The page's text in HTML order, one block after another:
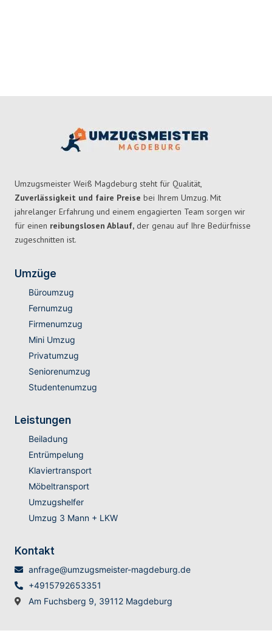
Umzugsmeister Weiß Magdeburg steht für Qualität,
Zuverlässigkeit und faire Preise bei Ihrem Umzug. Mit
jahrelanger Erfahrung und einem engagierten Team sorgen wir
für einen reibungslosen Ablauf, der genau auf Ihre Bedürfnisse
zugeschnitten ist.
Umzüge
Büroumzug
Fernumzug
Firmenumzug
Mini Umzug
Privatumzug
Seniorenumzug
Studentenumzug
Leistungen
Beiladung
Entrümpelung
Klaviertransport
Möbeltransport
Umzugshelfer
Umzug 3 Mann + LKW
Kontakt
anfrage@umzugsmeister-magdeburg.de
+4915792653351
Am Fuchsberg 9, 39112 Magdeburg